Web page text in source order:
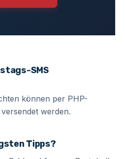
SMS
können per PHP-
werden.
Tipps?